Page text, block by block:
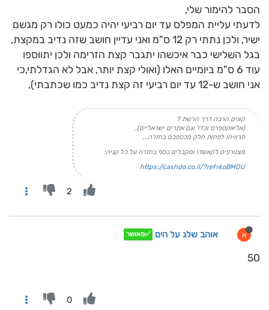
הסבר להימור שלי,
לדעתי עליית המפלס עד יום רביעי יהיה כמעט כולו רק מגשם
ישיר, ולכן נתתי רק 12 ס"מ ואני עדיין חושב שזה נדיב במקצת,
בגל השלישי כבר איכשהו יתגבר קצת הזרימה ולכן יתווספו
עוד 6 ס"מ ביומיים האלו (ואולי קצת יותר, אבל לא הגדלתי,כי
אני חושב ש-12 עד יום רביעי זה קצת נדיב כמו שכתבתי),
קונים הרבה דרך הרשת ?
(אליאקספרס וכדו' וגם אתרים ישראליים),
תרוויחו לפחות חלק מכספכם בחזרה...
מצטרפים לקאשדו ומקבלים כסף בחזרה על כל קניה:
https://cashdo.co.il/?ref=koBMDU
2
א אוהב שלג על הים ✅מאושר
50
0